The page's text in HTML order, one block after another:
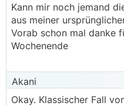
Kann mir noch jemand
aus meiner
Vorab schon mal danke
Wochenende
Akani
Okay. Klassischer Fall